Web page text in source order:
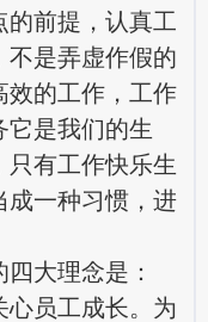
的前提，认真工
不是弄虚作假的
效的工作，工作
它是我们的生
有工作快乐生
成一种习惯，进
大理念是：
员工成长。为